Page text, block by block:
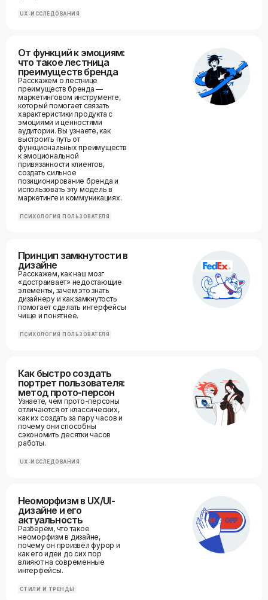
UX-ИССЛЕДОВАНИЯ
От функций к эмоциям:
что такое лестница
преимуществ бренда
Расскажем о лестнице
преимуществ бренда —
маркетинговом инструменте,
который помогает связать
характеристики продукта с
эмоциями и ценностями
аудитории. Вы узнаете, как
выстроить путь от
функциональных преимуществ
к эмоциональной
привязанности клиентов,
создать сильное
позиционирование бренда и
использовать эту модель в
маркетинге и коммуникациях.
ПСИХОЛОГИЯ ПОЛЬЗОВАТЕЛЯ
Принцип замкнутости в
дизайне
Расскажем, как наш мозг
«достраивает» недостающие
элементы, зачем это знать
дизайнеру и как замкнутость
помогает сделать интерфейсы
чище и понятнее.
ПСИХОЛОГИЯ ПОЛЬЗОВАТЕЛЯ
Как быстро создать
портрет пользователя:
метод прото-персон
Узнаете, чем прото-персоны
отличаются от классических,
как их создать за пару часов и
почему они способны
сэкономить десятки часов
работы.
UX-ИССЛЕДОВАНИЯ
Неоморфизм в UX/UI-
дизайне и его
актуальность
Разберём, что такое
неоморфизм в дизайне,
почему он произвёл фурор и
как его идеи до сих пор
влияют на современные
интерфейсы.
СТИЛИ И ТРЕНДЫ